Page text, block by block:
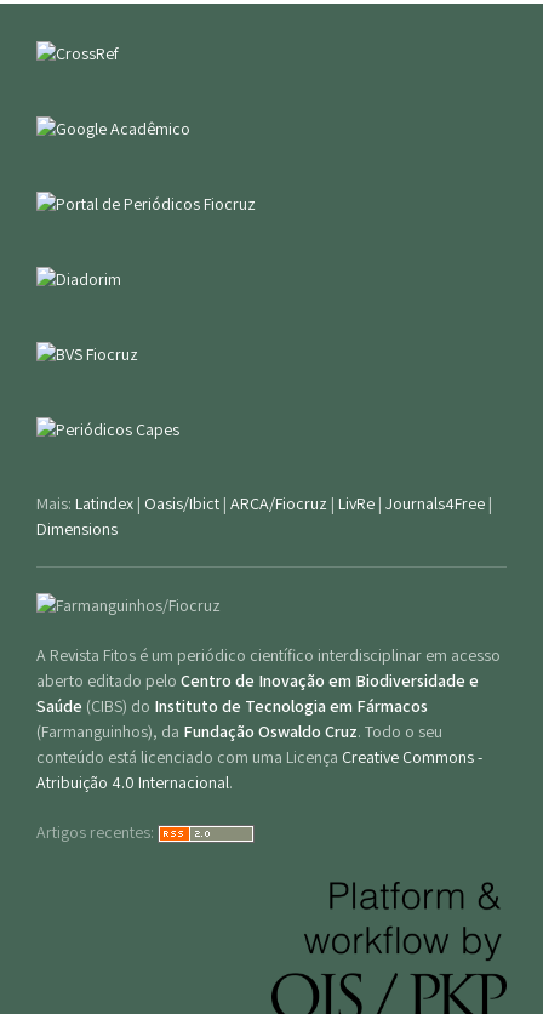
Mais: Latindex | Oasis/Ibict | ARCA/Fiocruz | LivRe | Journals4Free |
Dimensions
A Revista Fitos é um periódico científico interdisciplinar em acesso
aberto editado pelo Centro de Inovação em Biodiversidade e
Saúde (CIBS) do Instituto de Tecnologia em Fármacos
(Farmanguinhos), da Fundação Oswaldo Cruz. Todo o seu
conteúdo está licenciado com uma Licença Creative Commons -
Atribuição 4.0 Internacional.
Artigos recentes: